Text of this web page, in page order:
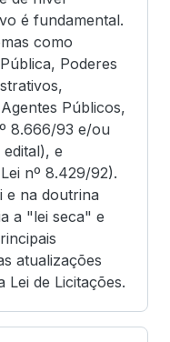
é fundamental.
como
Poderes
Públicos,
8.666/93 e/ou
edital), e
nº 8.429/92).
e na doutrina
a "lei seca" e
atualizações
Lei de Licitações.